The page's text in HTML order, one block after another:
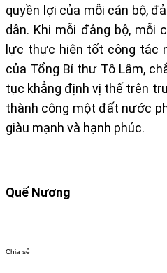
quyền lợi của mỗi cán bộ,
dân. Khi mỗi đảng bộ, mỗi
lực thực hiện tốt công tác
của Tổng Bí thư Tô Lâm,
tục khẳng định vị thế trên
thành công một đất nước
giàu mạnh và hạnh phúc.
Quế Nương​
Chia sẻ